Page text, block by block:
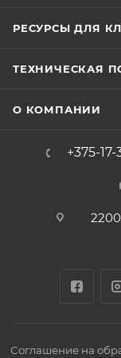
954×616×242 мм
РЕСУРСЫ ДЛЯ
ТЕХНИЧЕСКАЯ
О КОМПАНИИ
+375-
Соглашение на